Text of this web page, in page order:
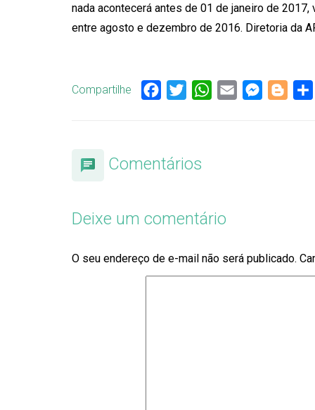
nada acontecerá antes de 01 de janeiro de
entre agosto e dezembro de 2016. Diretoria da
Compartilhe Facebook
TwitterWhatsApp
Email
Comentários
Deixe um comentário
O seu endereço de e-mail não será publicado.